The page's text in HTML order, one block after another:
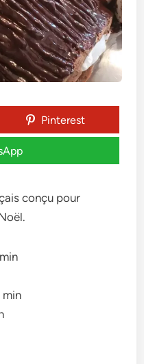
Pinterest
conçu pour
min